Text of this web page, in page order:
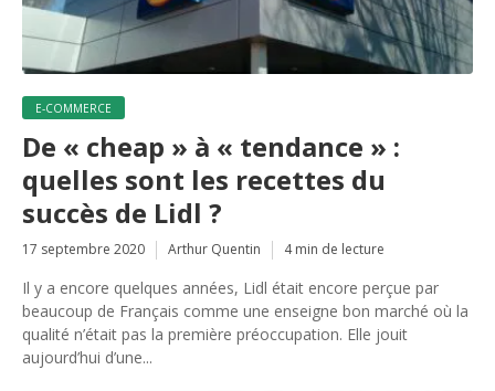
E-COMMERCE
De « cheap » à « tendance » :
quelles sont les recettes du
succès de Lidl ?
17 septembre 2020 Arthur Quentin 4 min de lecture
Il y a encore quelques années, Lidl était encore perçue par
beaucoup de Français comme une enseigne bon marché où la
qualité n’était pas la première préoccupation. Elle jouit
aujourd’hui d’une...